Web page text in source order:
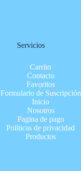
Servicios
Carrito
Contacto
Favoritos
Formulario de Suscripción
Inicio
Nosotros
Pagina de pago
Políticas de privacidad
Productos